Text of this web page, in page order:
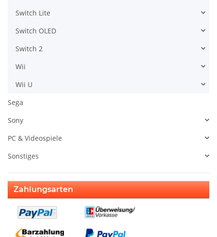
Switch Lite
Switch OLED
Switch 2
Wii
Wii U
Sega
Sony
PC & Videospiele
Sonstiges
Zahlungsarten